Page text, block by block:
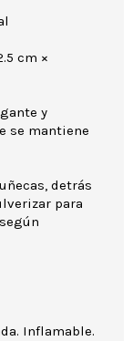
cm ×
y
se mantiene
detrás
para
Inflamable.